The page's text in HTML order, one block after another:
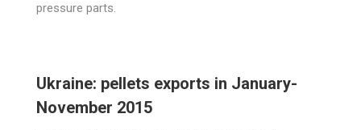
pressure parts.
Ukraine: pellets exports in January-
November 2015